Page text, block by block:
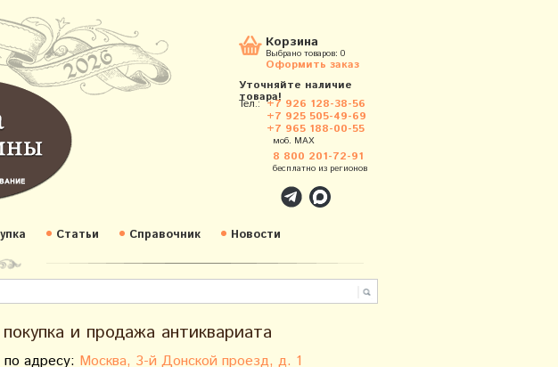
Корзина
Выбрано товаров: 0
Оформить заказ
Уточняйте наличие
товара!
Тел.: +7 926 128-38-56
+7 925 505-49-69
+7 965 188-00-55
моб. MAX
8 800 201-72-91
бесплатно из регионов
Статьи Справочник Новости
и продажа антиквариата
адресу: Москва, 3-й Донской проезд, д. 1